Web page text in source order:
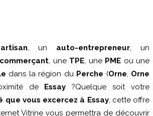
artisan, un auto-entrepreneur, un
commerçant, une TPE, une PME ou une
dans la région du Perche (Orne, Orne
de Essay ?Quelque soit votre
que vous excercez à Essay, cette offre
Vitrine vous permettra de découvrir